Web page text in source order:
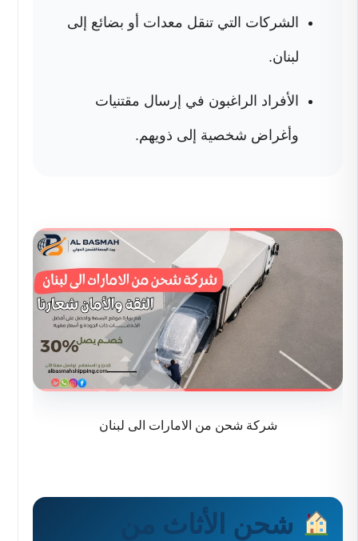
الشركات التي تنقل معدات أو بضائع إلى
لبنان.
الأفراد الراغبون في إرسال مقتنيات
وأغراض شخصية إلى ذويهم.
شركة شحن من الامارات الى لبنان
شحن الأثاث من